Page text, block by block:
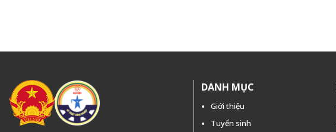
DANH MỤC
Giới thiệu
Tuyển sinh